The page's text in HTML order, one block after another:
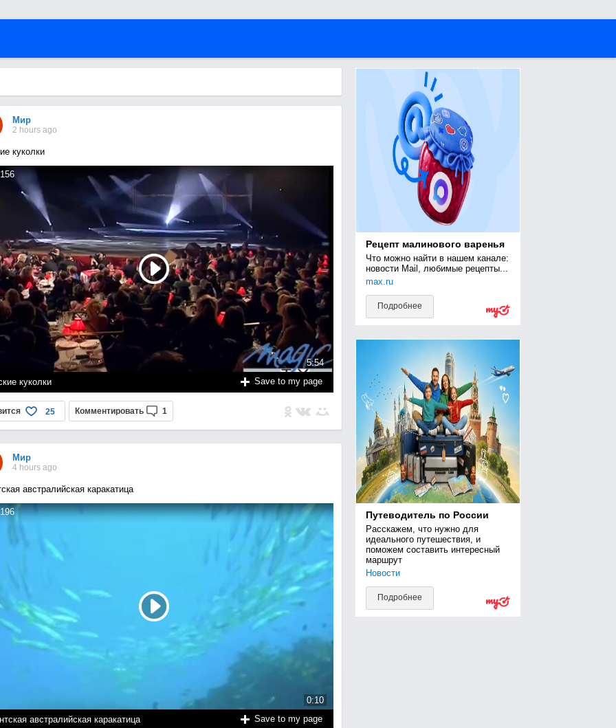
Мир
2 hours ago
куколки
5:54
156
куколки Save to my page
25 Комментировать 1
Мир
4 hours ago
австралийская каракатица
0:10
196
австралийская каракатица Save to my page
Рецепт малинового варенья
Что можно найти в нашем канале:
новости Mail, любимые рецепты...
max.ru
Подробнее
Путеводитель по России
Расскажем, что нужно для
идеального путешествия, и
поможем составить интересный
маршрут
Новости
Подробнее